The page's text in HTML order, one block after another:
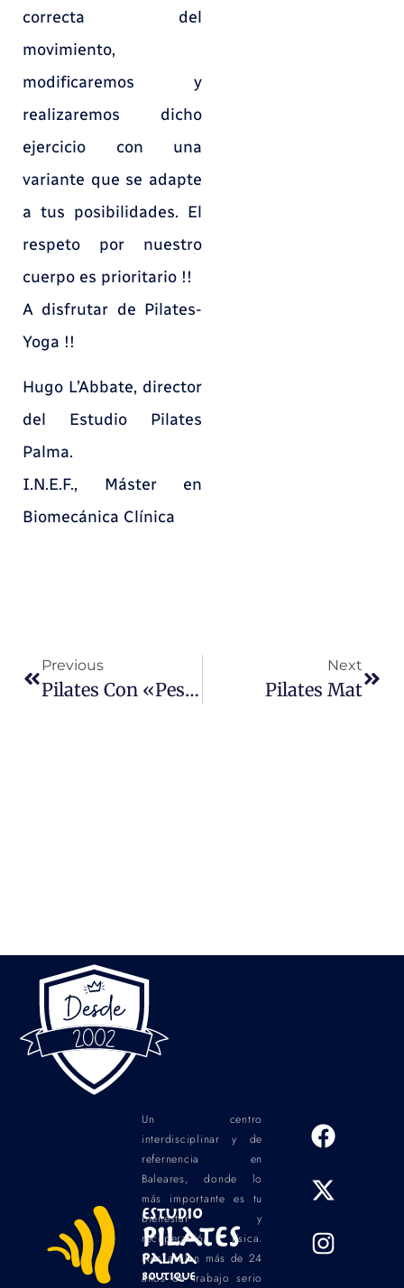
correcta del
movimiento,
modificaremos y
realizaremos dicho
ejercicio con una
variante que se adapte
a tus posibilidades. El
respeto por nuestro
cuerpo es prioritario !!
A disfrutar de Pilates-
Yoga !!
Hugo L’Abbate, director
del Estudio Pilates
Palma.
I.N.E.F., Máster en
Biomecánica Clínica
Previous
Pilates Con «Pesas»
Next
Pilates Mat
Estudio
Pilates
Palma
Boutique
Un centro
interdisciplinar y de
refernencia en
Baleares, donde lo
más importante es tu
bienestar y
recuperación física.
Nos avalan más de 24
años de trabajo serio